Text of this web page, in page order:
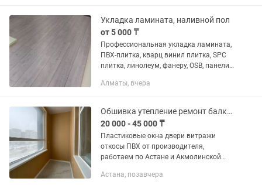
Демонтаж и...
Укладка ламината, наливной пол
от 5 000 ₸
Профессиональная укладка ламината,
ПВХ-плитка, кварц винил плитка, SPC
плитка, линолеум, фанеру, OSB, панели
наливной пол и многое другое по
Алматы, вчера
Обшивка утепление ремонт балкона лоджии ПВХ витражи окна двери перегородки
20 000 - 45 000 ₸
Пластиковые окна двери витражи
откосы ПВХ от производителя,
работаем по Астане и Акмолинской
получите БЕСПЛАТНЫЙ выезд
Астана, позавчера